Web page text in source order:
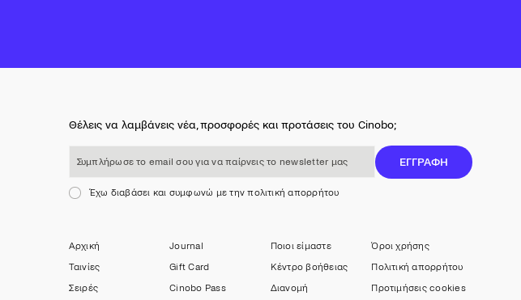
Θέλεις να λαμβάνεις νέα, προσφορές και προτάσεις του Cinobo;
ΕΓΓΡΑΦΗ
Έχω διαβάσει και συμφωνώ με την πολιτική απορρήτου
Αρχική
Ταινίες
Σειρές
Journal
Gift Card
Cinobo Pass
Ποιοι είμαστε
Κέντρο βοήθειας
Διανομή
Όροι χρήσης
Πολιτική απορρήτου
Προτιμήσεις cookies